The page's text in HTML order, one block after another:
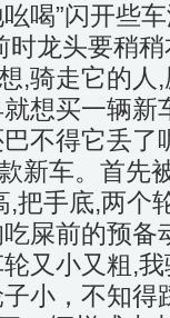
喝”闪开些
时龙头要稍
,骑走它的人
想买一辆新
不得它丢了
新车。首先
把手底,两个
屎前的预备
又小又粗,
小，不知得